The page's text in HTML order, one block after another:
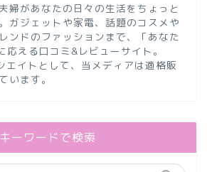
婦があなたの日々の生活をちょっと
ガジェットや家電、話題のコスメや
ンドのファッションまで、「あなた
応える口コミ&レビューサイト。
イトとして、当メディアは適格販
います。
キーワードで検索